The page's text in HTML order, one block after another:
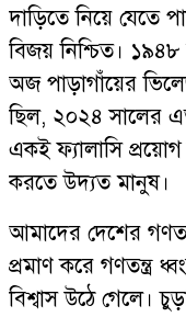
দাড়িতে নিয়ে যেতে
বিজয় নিশ্চিত। ১৯৪৮
অজ পাড়াগাঁয়ের
ছিল, ২০২৪ সালের
একই ফ্যালাসি
করতে উদ্যত মানুষ।
আমাদের দেশের
প্রমাণ করে গণতন্ত্র
বিশ্বাস উঠে গেলে।